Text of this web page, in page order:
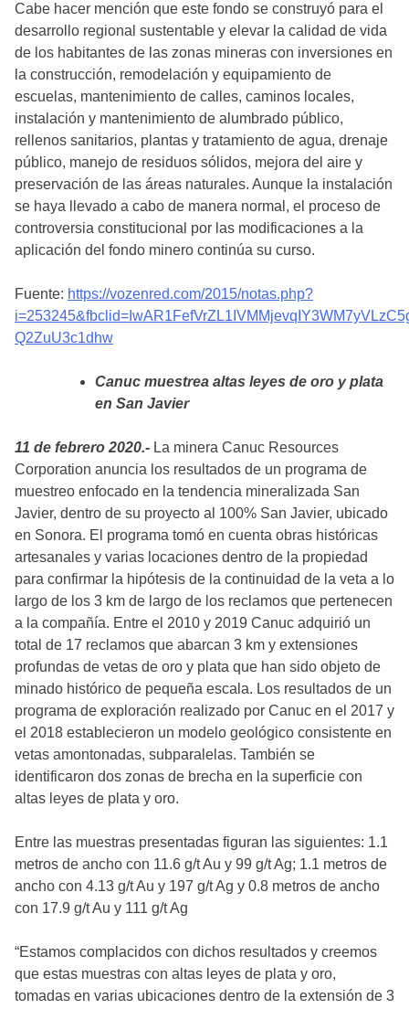
Cabe hacer mención que este fondo se construyó para el
desarrollo regional sustentable y elevar la calidad de vida
de los habitantes de las zonas mineras con inversiones en
la construcción, remodelación y equipamiento de
escuelas, mantenimiento de calles, caminos locales,
instalación y mantenimiento de alumbrado público,
rellenos sanitarios, plantas y tratamiento de agua, drenaje
público, manejo de residuos sólidos, mejora del aire y
preservación de las áreas naturales. Aunque la instalación
se haya llevado a cabo de manera normal, el proceso de
controversia constitucional por las modificaciones a la
aplicación del fondo minero continúa su curso.
Fuente: https://vozenred.com/2015/notas.php?
Q2ZuU3c1dhw
Canuc muestrea altas leyes de oro y plata
en San Javier
11 de febrero 2020.- La minera Canuc Resources
Corporation anuncia los resultados de un programa de
muestreo enfocado en la tendencia mineralizada San
Javier, dentro de su proyecto al 100% San Javier, ubicado
en Sonora. El programa tomó en cuenta obras históricas
artesanales y varias locaciones dentro de la propiedad
para confirmar la hipótesis de la continuidad de la veta a lo
largo de los 3 km de largo de los reclamos que pertenecen
a la compañía. Entre el 2010 y 2019 Canuc adquirió un
total de 17 reclamos que abarcan 3 km y extensiones
profundas de vetas de oro y plata que han sido objeto de
minado histórico de pequeña escala. Los resultados de un
programa de exploración realizado por Canuc en el 2017 y
el 2018 establecieron un modelo geológico consistente en
vetas amontonadas, subparalelas. También se
identificaron dos zonas de brecha en la superficie con
altas leyes de plata y oro.
Entre las muestras presentadas figuran las siguientes: 1.1
metros de ancho con 11.6 g/t Au y 99 g/t Ag; 1.1 metros de
ancho con 4.13 g/t Au y 197 g/t Ag y 0.8 metros de ancho
con 17.9 g/t Au y 111 g/t Ag
“Estamos complacidos con dichos resultados y creemos
que estas muestras con altas leyes de plata y oro,
tomadas en varias ubicaciones dentro de la extensión de 3